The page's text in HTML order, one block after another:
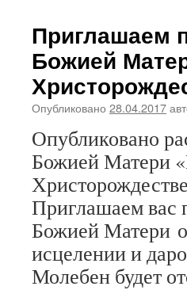
Приглашаем
Божией
Опубликовано 28.04.2017
Опубликовано
Божией Матери
Приглашаем вас
Божией Матери
исцелении и
Молебен будет